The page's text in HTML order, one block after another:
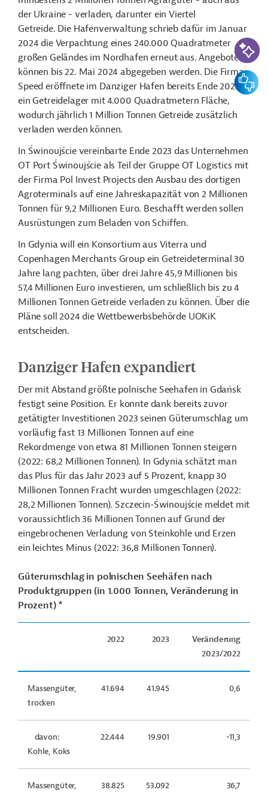
der Ukraine - verladen, darunter ein Viertel
Getreide. Die Hafenverwaltung schrieb dafür im Januar
2024 die Verpachtung eines 240.000 Quadratmeter
großen Geländes im Nordhafen erneut aus. Angebote
können bis 22. Mai 2024 abgegeben werden. Die Firma
Speed eröffnete im Danziger Hafen bereits Ende 2023
ein Getreidelager mit 4.000 Quadratmetern Fläche,
wodurch jährlich 1 Million Tonnen Getreide zusätzlich
verladen werden können.
In Świnoujście vereinbarte Ende 2023 das Unternehmen
OT Port Świnoujście als Teil der Gruppe OT Logistics mit
der Firma Pol Invest Projects den Ausbau des dortigen
Agroterminals auf eine Jahreskapazität von 2 Millionen
Tonnen für 9,2 Millionen Euro. Beschafft werden sollen
Ausrüstungen zum Beladen von Schiffen.
In Gdynia will ein Konsortium aus Viterra und
Copenhagen Merchants Group ein Getreideterminal 30
Jahre lang pachten, über drei Jahre 45,9 Millionen bis
57,4 Millionen Euro investieren, um schließlich bis zu 4
Millionen Tonnen Getreide verladen zu können. Über die
Pläne soll 2024 die Wettbewerbsbehörde UOKiK
entscheiden.
Danziger Hafen expandiert
Der mit Abstand größte polnische Seehafen in Gdańsk
festigt seine Position. Er konnte dank bereits zuvor
getätigter Investitionen 2023 seinen Güterumschlag um
vorläufig fast 13 Millionen Tonnen auf eine
Rekordmenge von etwa 81 Millionen Tonnen steigern
(2022: 68,2 Millionen Tonnen). In Gdynia schätzt man
das Plus für das Jahr 2023 auf 5 Prozent, knapp 30
Millionen Tonnen Fracht wurden umgeschlagen (2022:
28,2 Millionen Tonnen). Szczecin-Świnoujście meldet mit
voraussichtlich 36 Millionen Tonnen auf Grund der
eingebrochenen Verladung von Steinkohle und Erzen
ein leichtes Minus (2022: 36,8 Millionen Tonnen).
Güterumschlag in polnischen Seehäfen nach
Produktgruppen (in 1.000 Tonnen, Veränderung in
Prozent) *
2022 2023
Veränderung
2023/2022
Massengüter,
trocken
41.694 41.945 0,6
davon:
Kohle, Koks
22.444 19.901 -11,3
Massengüter,
38.825 53.092 36,7
KI-